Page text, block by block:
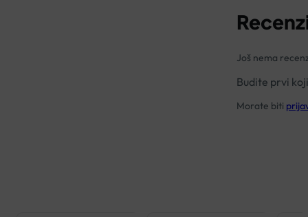
Još nema
Budite prvi
Morate biti